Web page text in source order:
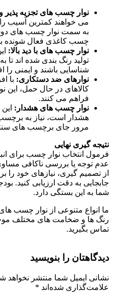
نوار چسب های تجزیه پذیر
می ‌خواهند کمترین آسیب
به سمت نوار چسب ‌های
چسب کاغذی فعال ‌شونده
نوار چسب های با دید بالا:
تولید رنگ‌ بندی شده ‌اند
شناسایی باشند و ایمنی را
نوارهای ضد دستکاری: با
کالاهای در حال حمل، این
فراهم می‌ کنند.
نوار چسب های هشدار:
هشدار است، نیاز به
مرور جای برچسب ‌های
نتیجه ‌گیری نهایی
فرمول انتخاب نوار چسب برای
عدم توجه یا بررسی ناکافی
از تصمیم‌ گیری، نیازهای خود
جابجایی به دقت ارزیابی کنید.
شما به این بستگی دارد.
ما انواع متنوعی از نوار چسب
رنگ ‌ها و ضخامت‌ های مختلف
تماس بگیرید.
دیدگاهتان را بنویسید
نشانی ایمیل شما منتشر نخواهد
علامت‌گذاری شده‌اند *